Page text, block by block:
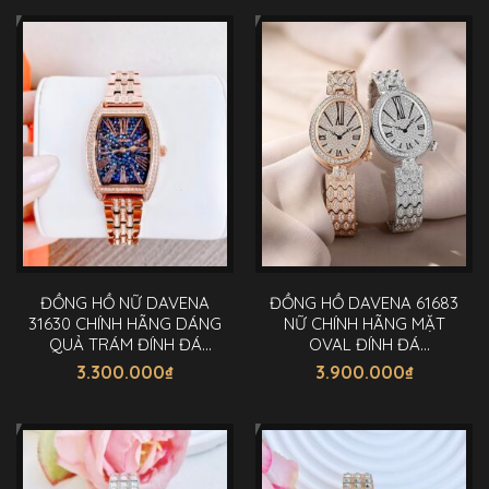
ĐỒNG HỒ NỮ DAVENA
31630 CHÍNH HÃNG DÁNG
QUẢ TRÁM ĐÍNH ĐÁ
25.5X36MM
3.300.000₫
ĐỒNG HỒ DAVENA 61683
NỮ CHÍNH HÃNG MẶT
OVAL ĐÍNH ĐÁ
SWAROVSKI 30MM
3.900.000₫